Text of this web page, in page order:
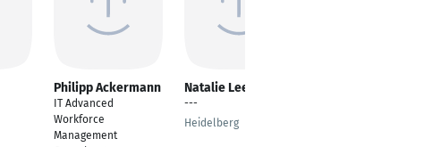
Philipp Ackermann
IT Advanced
Workforce
Management
Natalie Leer
---
Heidelberg